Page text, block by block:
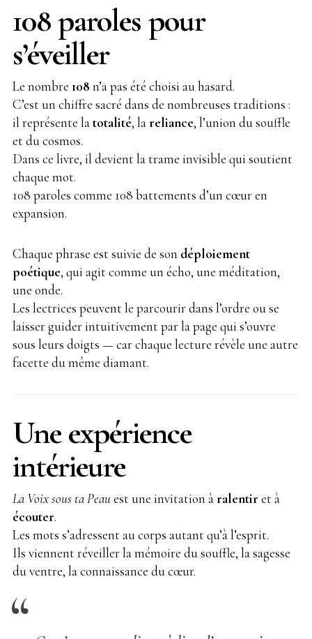
108 paroles pour
s’éveiller
Le nombre 108 n’a pas été choisi au hasard.
C’est un chiffre sacré dans de nombreuses traditions :
il représente latotalité, lareliance, l’union du souffle
et du cosmos.
Dans ce livre, il devient la trame invisible qui soutient
chaque mot.
108 paroles comme 108 battements d’un cœur en
expansion.
Chaque phrase est suivie de son déploiement
poétique, qui agit comme un écho, une méditation,
une onde.
Les lectrices peuvent le parcourir dans l’ordre ou se
laisser guider intuitivement par la page qui s’ouvre
sous leurs doigts — car chaque lecture révèle une autre
facette du même diamant.
Une expérience
intérieure
La Voix sous ta Peauest une invitation àralentir et à
écouter.
Les mots s’adressent au corps autant qu’à l’esprit.
Ils viennent réveiller la mémoire du souffle, la sagesse
du ventre, la connaissance du cœur.